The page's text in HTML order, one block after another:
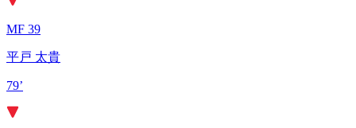
MF 39
平戸 太貴
79’